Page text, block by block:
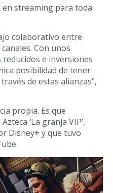
en streaming para toda
colaborativo entre
Con unos
e inversiones
posibilidad de tener
de estas alianzas”,
propia. Es que
‘La granja VIP’,
Disney+ y que tuvo